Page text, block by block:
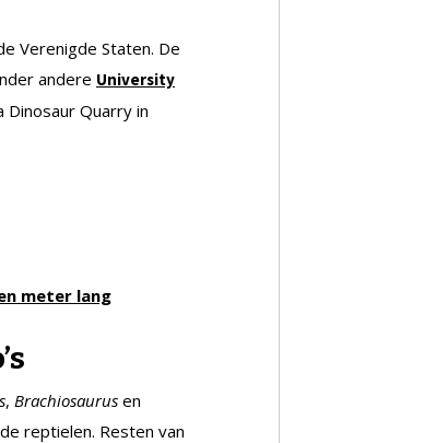
Verenigde Staten. De
andere University
Quarry in
meter lang
, Brachiosaurus en
reptielen. Resten van